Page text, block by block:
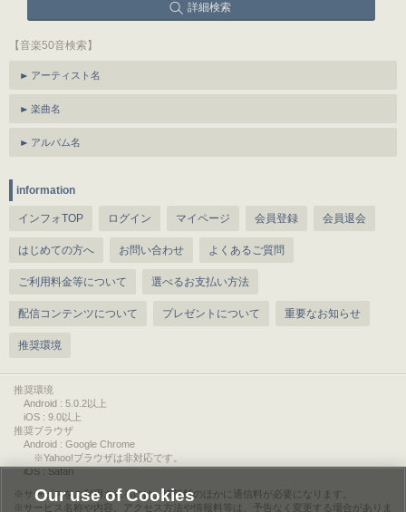
詳細検索
【音楽50音検索】
アーティスト名
楽曲名
アルバム名
information
インフォTOP ログイン マイページ 会員登録 会員退会
はじめての方へ お問い合わせ よくあるご質問
ご利用料金等について 選べるお支払い方法
配信コンテンツについて プレゼントについて 重要なお知らせ
推奨環境
推奨環境
Android : 5.0.2以上
iOS : 9.0以上
推奨ブラウザ
Android : Google Chrome
※Yahoo!ブラウザは非対応です。
iOS : Safari
サービスをご利用されるには、情報料のほかに通信料が必要になります。
サービス名称や内容、アクセス方法や情報料等は、予告なく変更する場合がありま
Our use of Cookies